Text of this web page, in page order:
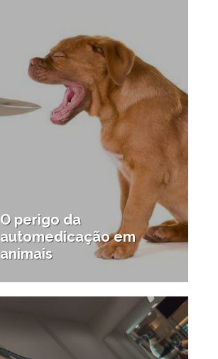
O perigo da
automedicação em
animais
5/05/2014